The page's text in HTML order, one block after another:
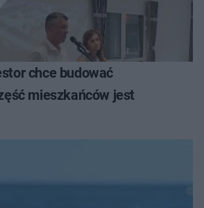
chce budować
mieszkańców jest